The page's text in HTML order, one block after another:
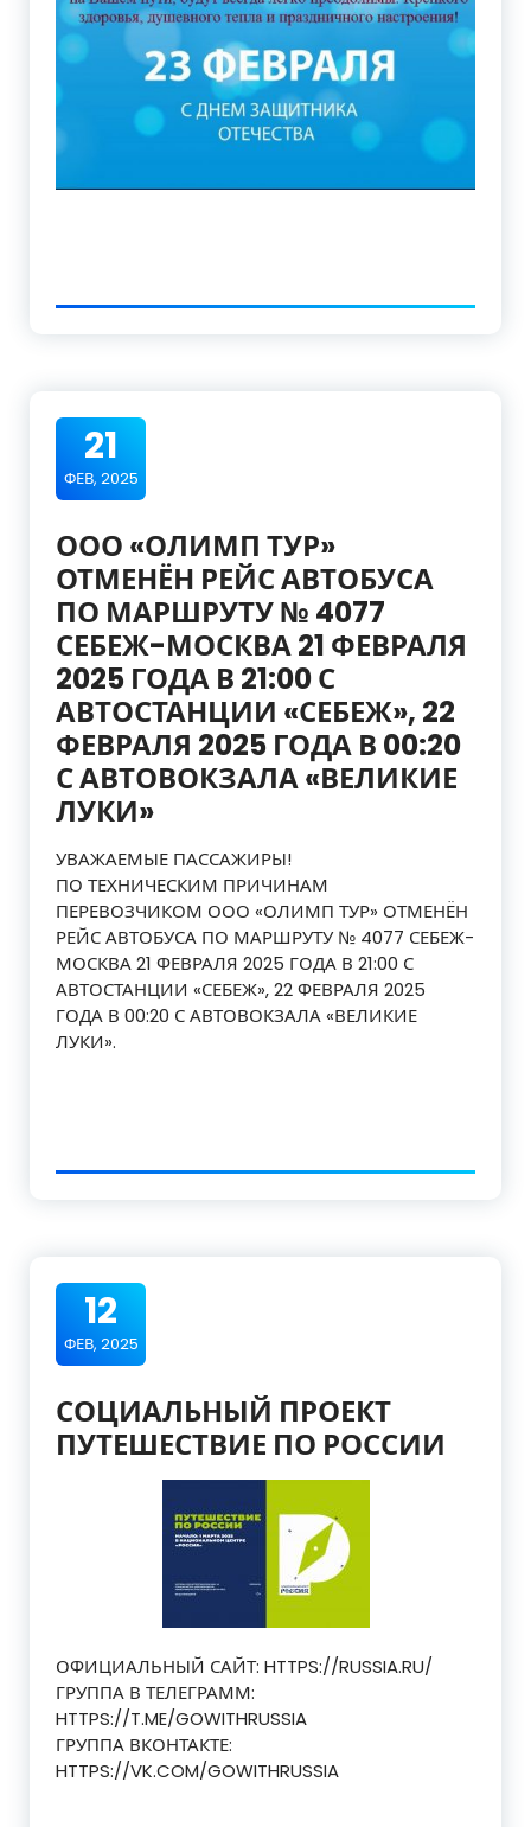
21
ФЕВ, 2025
ООО «ОЛИМП ТУР»
ОТМЕНЁН РЕЙС АВТОБУСА
ПО МАРШРУТУ № 4077
СЕБЕЖ-МОСКВА 21 ФЕВРАЛЯ
2025 ГОДА В 21:00 С
АВТОСТАНЦИИ «СЕБЕЖ», 22
ФЕВРАЛЯ 2025 ГОДА В 00:20
С АВТОВОКЗАЛА «ВЕЛИКИЕ
ЛУКИ»
УВАЖАЕМЫЕ ПАССАЖИРЫ!
ПО ТЕХНИЧЕСКИМ ПРИЧИНАМ
ПЕРЕВОЗЧИКОМ ООО «ОЛИМП ТУР» ОТМЕНЁН
РЕЙС АВТОБУСА ПО МАРШРУТУ № 4077 СЕБЕЖ-
МОСКВА 21 ФЕВРАЛЯ 2025 ГОДА В 21:00 С
АВТОСТАНЦИИ «СЕБЕЖ», 22 ФЕВРАЛЯ 2025
ГОДА В 00:20 С АВТОВОКЗАЛА «ВЕЛИКИЕ
ЛУКИ».
12
ФЕВ, 2025
СОЦИАЛЬНЫЙ ПРОЕКТ
ПУТЕШЕСТВИЕ ПО РОССИИ
ОФИЦИАЛЬНЫЙ САЙТ: HTTPS://RUSSIA.RU/
ГРУППА В ТЕЛЕГРАММ:
HTTPS://T.ME/GOWITHRUSSIA
ГРУППА ВКОНТАКТЕ:
HTTPS://VK.COM/GOWITHRUSSIA